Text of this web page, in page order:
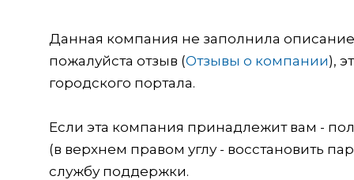
Данная компания не заполнила описание
пожалуйста отзыв (Отзывы о компании),
городского портала.
Если эта компания принадлежит вам -
(в верхнем правом углу - восстановить
службу поддержки.